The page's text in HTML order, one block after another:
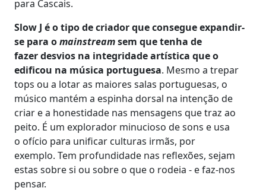
para Cascais.
Slow J é o tipo de criador que consegue expandir-
se para omainstreamsem que tenha de
fazer desvios na integridade artística que o
edificou na música portuguesa. Mesmo a trepar
tops ou a lotar as maiores salas portuguesas, o
músico mantém a espinha dorsal na intenção de
criar e a honestidade nas mensagens que traz ao
peito. É um explorador minucioso de sons e usa
o ofício para unificar culturas irmãs, por
exemplo. Tem profundidade nas reflexões, sejam
estas sobre si ou sobre o que o rodeia - e faz-nos
pensar.